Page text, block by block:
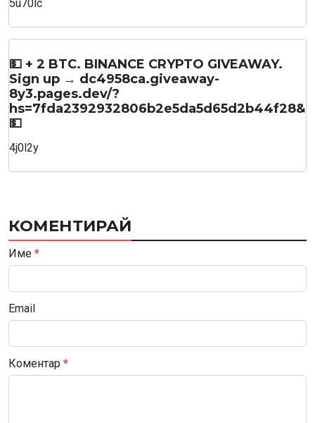
5u70lc
💵 + 2 BTC. BINANCE CRYPTO GIVEAWAY.
Sign up → dc4958ca.giveaway-
8y3.pages.dev/?
hs=7fda2392932806b2e5da5d65d2b44f28&
💵
4j0l2y
КОМЕНТИРАЙ
Име *
Email
Коментар *